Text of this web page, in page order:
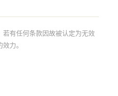
有任何条款因故被认定为无效
力。